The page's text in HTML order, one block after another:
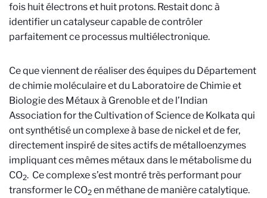
fois huit électrons et huit protons. Restait donc à
identifier un catalyseur capable de contrôler
parfaitement ce processus multiélectronique.
Ce que viennent de réaliser des équipes du Département
de chimie moléculaire et du Laboratoire de Chimie et
Biologie des Métaux à Grenoble et de l’Indian
Association for the Cultivation of Science de Kolkata qui
ont synthétisé un complexe à base de nickel et de fer,
directement inspiré de sites actifs de métalloenzymes
impliquant ces mêmes métaux dans le métabolisme du
CO2. Ce complexe s’est montré très performant pour
transformer le CO2 en méthane de manière catalytique.